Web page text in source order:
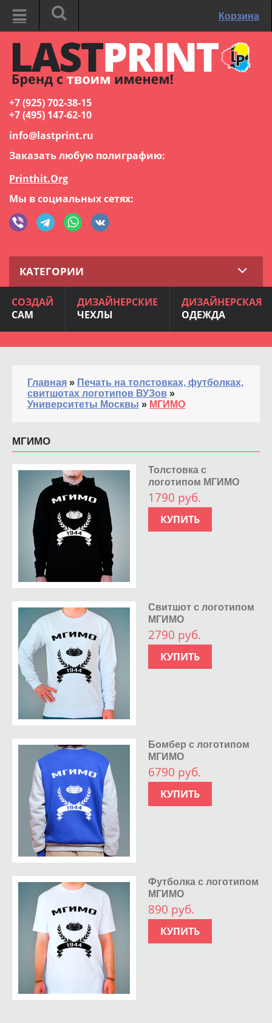
Корзина
+7 (925) 702-38-15
+7 (495) 147-62-10
info@lastprint.ru
Заказать любую полиграфию:
Printhit.Org
Мы в социальных сетях:
КАТЕГОРИИ
СОЗДАЙ
САМ
ДИЗАЙНЕРСКИЕ
ЧЕХЛЫ
ДИЗАЙНЕРСКАЯ
ОДЕЖДА
Главная » Печать на толстовках, футболках,
свитшотах логотипов ВУЗов »
Университеты Москвы » МГИМО
МГИМО
Толстовка с
логотипом МГИМО
1790 руб.
КУПИТЬ
Свитшот с логотипом
МГИМО
2790 руб.
КУПИТЬ
Бомбер с логотипом
МГИМО
6790 руб.
КУПИТЬ
Футболка с логотипом
МГИМО
890 руб.
КУПИТЬ